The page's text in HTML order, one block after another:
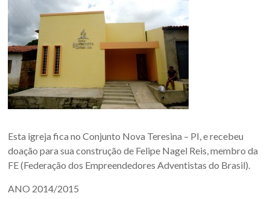
Esta igreja fica no Conjunto Nova Teresina – PI, e recebeu
doação para sua construção de Felipe Nagel Reis, membro da
FE (Federação dos Empreendedores Adventistas do Brasil).
ANO 2014/2015